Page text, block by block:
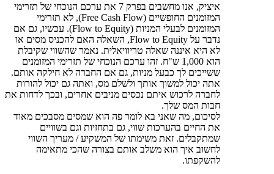
איציק, אנו מחשבים בפרק 7 את ערכם הנוכחי של תזרימי
המזומנים החופשיים (Free Cash Flow), לא תזרימי
המזומנים לבעלי המניות (Flow to Equity). עכשיו, גם אם
נדבר על Flow to Equity, השאלה האם להכניס מסים או
לא היא איננה שאלה טריוויאלית. נאמר שהשווי שקיבלת
הוא 1,000 ש"ח. זהו ערכם הנוכחי של תזרימי המזומנים
ששייכים לך כבעל מניות, גם אם החברה לא חילקה אותם.
אתה יכול למשוך אותך ולשלם מס, ואתה גם יכול להורות
לחברה לרכוש איתם נכסים מניבים אחרים, ובכך לדחות את
חבות המס שלך.
לסיכום, מה שאני בא לומר פה הוא שמסים מסבכים מאוד
את החיים בהערכות שווי, גם בתחזיות וגם בשוויים
שמתקבלים. זאת משימתו של המשקיע / מעריך השווי
לחשוב איך הוא משלב אותם בצורה שהכי מתאימה
להשקפתו.